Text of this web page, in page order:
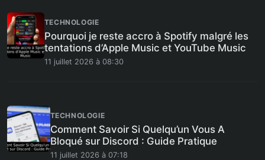
TECHNOLOGIE
Pourquoi je reste accro à Spotify malgré les
tentations d’Apple Music et YouTube Music
11 juillet 2026 à 08:30
TECHNOLOGIE
Comment Savoir Si Quelqu’un Vous A
Bloqué sur Discord : Guide Pratique
11 juillet 2026 à 07:18